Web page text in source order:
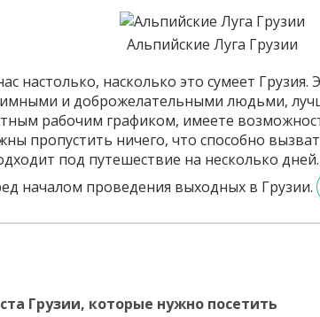
Альпийские Луга Грузии
настолько, насколько это сумеет
и доброжелательными людьми,
рабочим графиком, имеете
пропустить ничего, что способно
под путешествие на несколько
началом проведения выходных в Грузии.
Грузии, которые нужно посетить